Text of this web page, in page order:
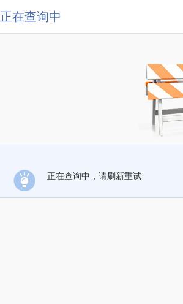
正在查询中
正在查询中，请刷新重试